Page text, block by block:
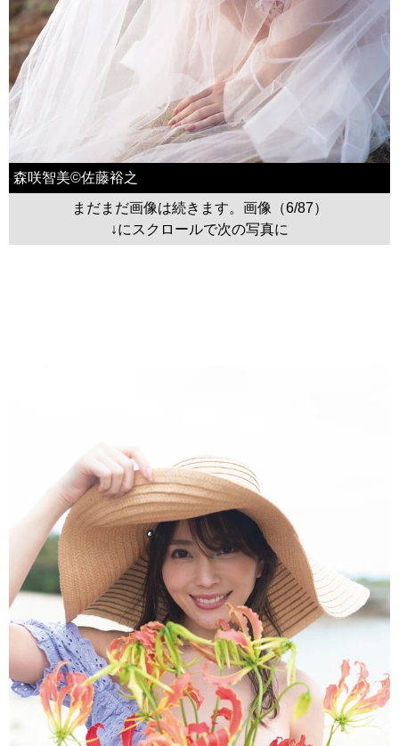
森咲智美©佐藤裕之
まだまだ画像は続きます。画像（6/87）
↓にスクロールで次の写真に